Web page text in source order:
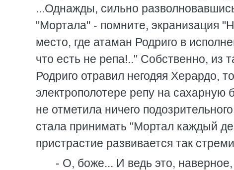
...Однажды, сильно
"Мортала" - помните, экранизация
место, где атаман Родриго в
что есть не репа!.." Собственно, из
Родриго отравил негодяя Херардо,
электрополотере репу на сахарную
не отметила ничего
стала принимать "Мортал каждый
пристрастие развивается так
- О, боже... И ведь это,